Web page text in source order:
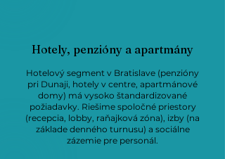
Hotely, penzióny a apartmány
Hotelový segment v Bratislave (penzióny
pri Dunaji, hotely v centre, apartmánové
domy) má vysoko štandardizované
požiadavky. Riešime spoločné priestory
(recepcia, lobby, raňajková zóna), izby (na
základe denného turnusu) a sociálne
zázemie pre personál.